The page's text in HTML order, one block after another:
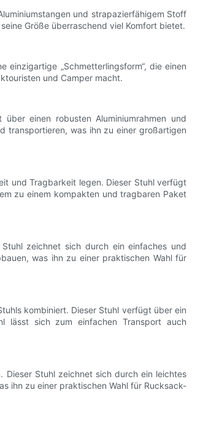
und strapazierfähigem Stoff
Größe überraschend viel Komfort bietet.
„Schmetterlingsform“, die einen
und Camper macht.
einen robusten Aluminiumrahmen und
transportieren, was ihn zu einer großartigen
und Tragbarkeit legen. Dieser Stuhl verfügt
zu einem kompakten und tragbaren Paket
zeichnet sich durch ein einfaches und
was ihn zu einer praktischen Wahl für
kombiniert. Dieser Stuhl verfügt über ein
lässt sich zum einfachen Transport auch
Dieser Stuhl zeichnet sich durch ein leichtes
ihn zu einer praktischen Wahl für Rucksack-